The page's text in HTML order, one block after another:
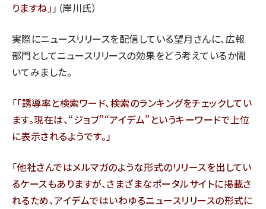
りますね 」（岸川氏）
実際にニュースリリースを配信している望月さんに、広報
部門としてニュースリリースの効果をどう考えているか聞
いてみました。
「 誘導率と検索ワード、検索のランキングをチェックしてい
ます。現在は、“ジョブ”“アイデム”というキーワードで上位
に表示されるようです。
他社さんではメルマガのような形式のリリースを出してい
るケースもありますが、さまざまなポータルサイトに掲載さ
れるため、アイデムではいわゆるニュースリリースの形式に